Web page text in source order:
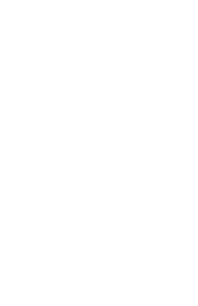
PT100温度传感器，热